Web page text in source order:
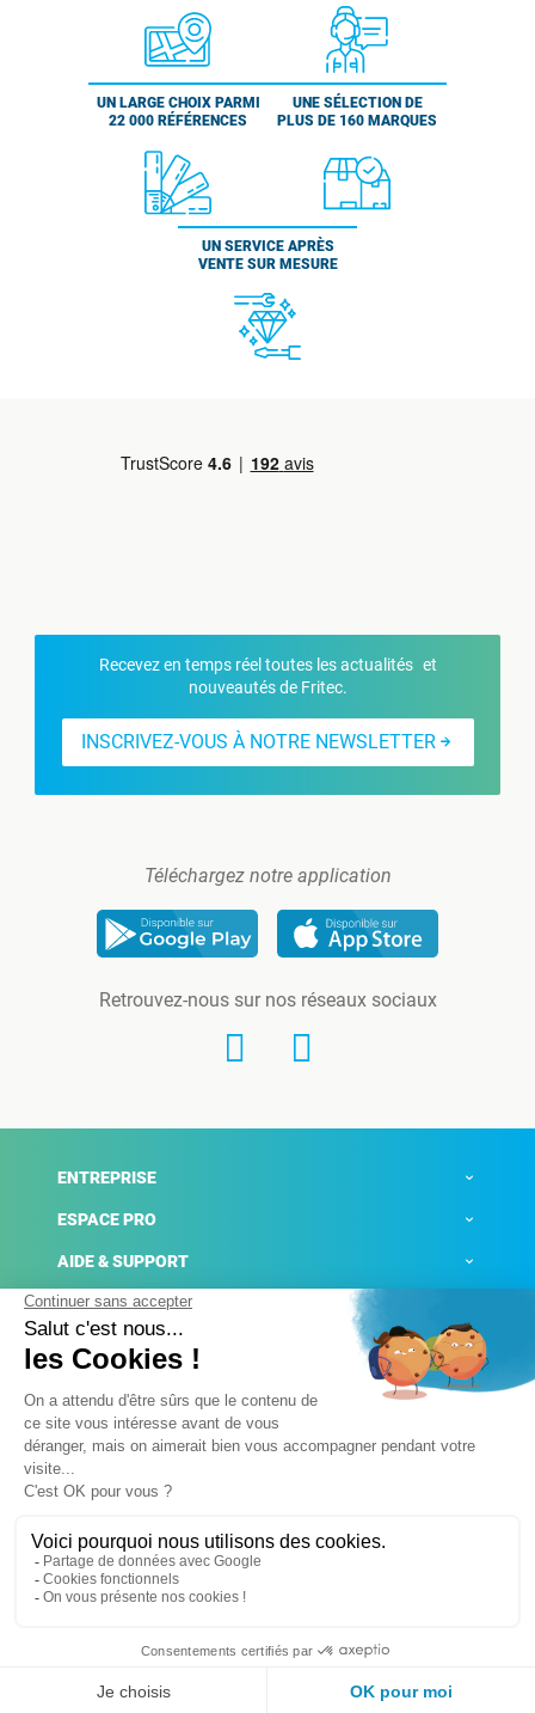
UN LARGE CHOIX PARMI
22 000 RÉFÉRENCES
UNE SÉLECTION DE
PLUS DE 160 MARQUES
UN SERVICE APRÈS
VENTE SUR MESURE
Recevez en temps réel toutes les actualités et
nouveautés de Fritec.
INSCRIVEZ-VOUS À NOTRE NEWSLETTER
Téléchargez notre application
Retrouvez-nous sur nos réseaux sociaux
ENTREPRISE
ESPACE PRO
AIDE & SUPPORT
ACTUALITÉS
Mentions légales
Conditions générales de ventes
Plateforme de signalement